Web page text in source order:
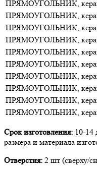
ПРЯМОУГОЛЬНИК,
ПРЯМОУГОЛЬНИК,
ПРЯМОУГОЛЬНИК,
ПРЯМОУГОЛЬНИК,
ПРЯМОУГОЛЬНИК,
ПРЯМОУГОЛЬНИК,
ПРЯМОУГОЛЬНИК,
ПРЯМОУГОЛЬНИК,
ПРЯМОУГОЛЬНИК,
ПРЯМОУГОЛЬНИК,
Срок изготовления: 10-14
размера и материала
Отверстия: 2 шт (сверху/